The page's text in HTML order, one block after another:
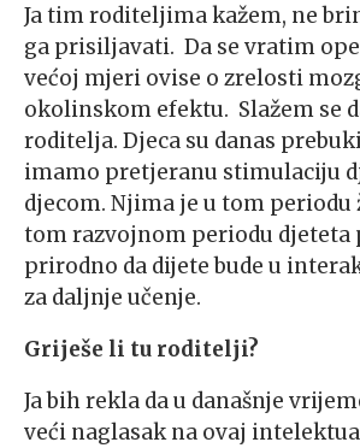
Ja tim roditeljima kažem, ne
ga prisiljavati. Da se vratim
većoj mjeri ovise o zrelosti
okolinskom efektu. Slažem se
roditelja. Djeca su danas
imamo pretjeranu stimulaciju
djecom. Njima je u tom
tom razvojnom periodu djeteta
prirodno da dijete bude u
za daljnje učenje.
Griješe li tu roditelji?
Ja bih rekla da u današnje
veći naglasak na ovaj